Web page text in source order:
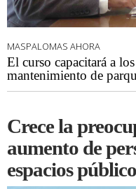
MASPALOMAS AHORA
El curso capacitará a
mantenimiento de
Crece la
aumento de
espacios